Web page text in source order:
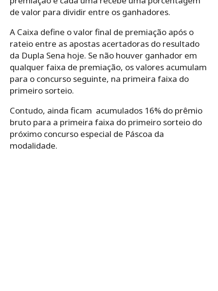
de valor para dividir entre os ganhadores.
A Caixa define o valor final de premiação após o
rateio entre as apostas acertadoras do resultado
da Dupla Sena hoje. Se não houver ganhador em
qualquer faixa de premiação, os valores acumulam
para o concurso seguinte, na primeira faixa do
primeiro sorteio.
Contudo, ainda ficam acumulados 16% do prêmio
bruto para a primeira faixa do primeiro sorteio do
próximo concurso especial de Páscoa da
modalidade.